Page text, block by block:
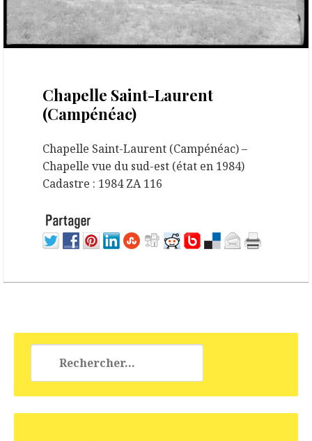
Chapelle Saint-Laurent
(Campénéac)
Chapelle Saint-Laurent (Campénéac) –
Chapelle vue du sud-est (état en 1984)
Cadastre : 1984 ZA 116
Rechercher :